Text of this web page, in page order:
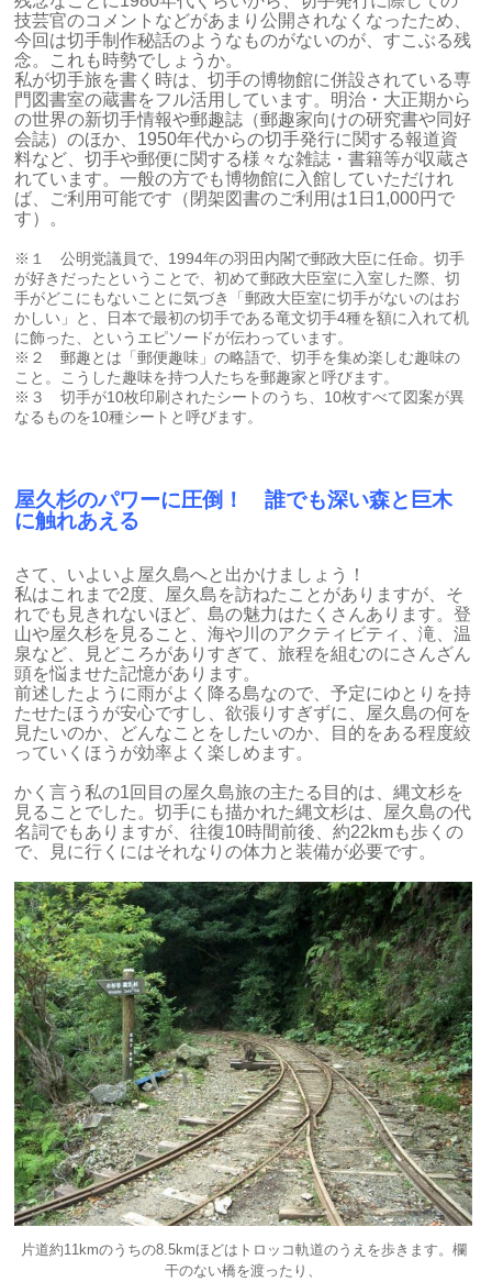
技芸官のコメントなどがあまり公開されなくなったため、
今回は切手制作秘話のようなものがないのが、すこぶる残
念。これも時勢でしょうか。
私が切手旅を書く時は、切手の博物館に併設されている専
門図書室の蔵書をフル活用しています。明治・大正期から
の世界の新切手情報や郵趣誌（郵趣家向けの研究書や同好
会誌）のほか、1950年代からの切手発行に関する報道資
料など、切手や郵便に関する様々な雑誌・書籍等が収蔵さ
れています。一般の方でも博物館に入館していただけれ
ば、ご利用可能です（閉架図書のご利用は1日1,000円で
す）。
※１ 公明党議員で、1994年の羽田内閣で郵政大臣に任命。切手
が好きだったということで、初めて郵政大臣室に入室した際、切
手がどこにもないことに気づき「郵政大臣室に切手がないのはお
かしい」と、日本で最初の切手である竜文切手4種を額に入れて机
に飾った、というエピソードが伝わっています。
※２ 郵趣とは「郵便趣味」の略語で、切手を集め楽しむ趣味の
こと。こうした趣味を持つ人たちを郵趣家と呼びます。
※３ 切手が10枚印刷されたシートのうち、10枚すべて図案が異
なるものを10種シートと呼びます。
屋久杉のパワーに圧倒！ 誰でも深い森と巨木
に触れあえる
さて、いよいよ屋久島へと出かけましょう！
私はこれまで2度、屋久島を訪ねたことがありますが、そ
れでも見きれないほど、島の魅力はたくさんあります。登
山や屋久杉を見ること、海や川のアクティビティ、滝、温
泉など、見どころがありすぎて、旅程を組むのにさんざん
頭を悩ませた記憶があります。
前述したように雨がよく降る島なので、予定にゆとりを持
たせたほうが安心ですし、欲張りすぎずに、屋久島の何を
見たいのか、どんなことをしたいのか、目的をある程度絞
っていくほうが効率よく楽しめます。
かく言う私の1回目の屋久島旅の主たる目的は、縄文杉を
見ることでした。切手にも描かれた縄文杉は、屋久島の代
名詞でもありますが、往復10時間前後、約22kmも歩くの
で、見に行くにはそれなりの体力と装備が必要です。
片道約11kmのうちの8.5kmほどはトロッコ軌道のうえを歩きます。欄
干のない橋を渡ったり、